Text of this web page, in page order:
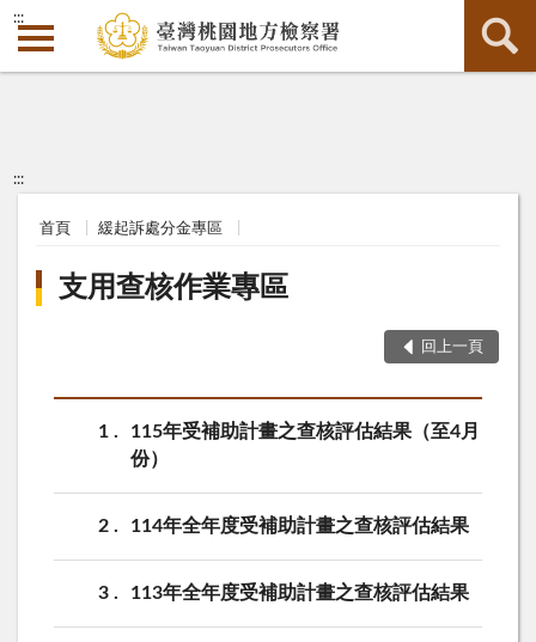
:::
:::
首頁 緩起訴處分金專區
支用查核作業專區
回上一頁
1
115年受補助計畫之查核評估結果（至4月
份）
2 114年全年度受補助計畫之查核評估結果
3 113年全年度受補助計畫之查核評估結果